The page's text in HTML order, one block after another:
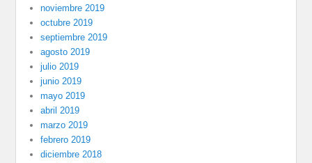
noviembre 2019
octubre 2019
septiembre 2019
agosto 2019
julio 2019
junio 2019
mayo 2019
abril 2019
marzo 2019
febrero 2019
diciembre 2018